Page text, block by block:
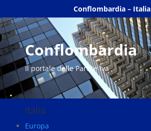
Conflombardia – Italia
Conflombardia
Il portale delle Partite Iva
Italia
Europa